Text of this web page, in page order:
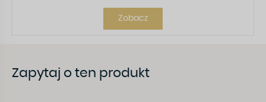
Zobacz
Zapytaj o ten produkt